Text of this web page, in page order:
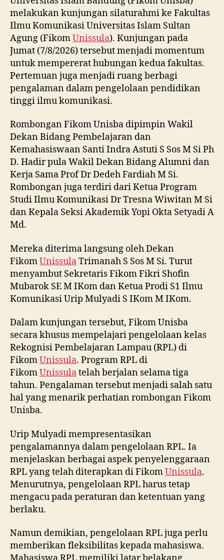
melakukan kunjungan silaturahmi ke Fakultas
Ilmu Komunikasi Universitas Islam Sultan
Agung (FikomUnissula). Kunjungan pada
Jumat (7/8/2026) tersebut menjadi momentum
untuk mempererat hubungan kedua fakultas.
Pertemuan juga menjadi ruang berbagi
pengalaman dalam pengelolaan pendidikan
tinggi ilmu komunikasi.
Rombongan Fikom Unisba dipimpin Wakil
Dekan Bidang Pembelajaran dan
Kemahasiswaan Santi Indra Astuti S Sos M Si Ph
D. Hadir pula Wakil Dekan Bidang Alumni dan
Kerja Sama Prof Dr Dedeh Fardiah M Si.
Rombongan juga terdiri dari Ketua Program
Studi Ilmu Komunikasi Dr Tresna Wiwitan M Si
dan Kepala Seksi Akademik Yopi Okta Setyadi A
Md.
Mereka diterima langsung oleh Dekan
FikomUnissulaTrimanah S Sos M Si. Turut
menyambut Sekretaris Fikom Fikri Shofin
Mubarok SE M IKom dan Ketua Prodi S1 Ilmu
Komunikasi Urip Mulyadi S IKom M IKom.
Dalam kunjungan tersebut, Fikom Unisba
secara khusus mempelajari pengelolaan kelas
Rekognisi Pembelajaran Lampau (RPL) di
FikomUnissula. Program RPL di
FikomUnissulatelah berjalan selama tiga
tahun. Pengalaman tersebut menjadi salah satu
hal yang menarik perhatian rombongan Fikom
Unisba.
Urip Mulyadi mempresentasikan
pengalamannya dalam pengelolaan RPL. Ia
menjelaskan berbagai aspek penyelenggaraan
RPL yang telah diterapkan di FikomUnissula.
Menurutnya, pengelolaan RPL harus tetap
mengacu pada peraturan dan ketentuan yang
berlaku.
Namun demikian, pengelolaan RPL juga perlu
memberikan fleksibilitas kepada mahasiswa.